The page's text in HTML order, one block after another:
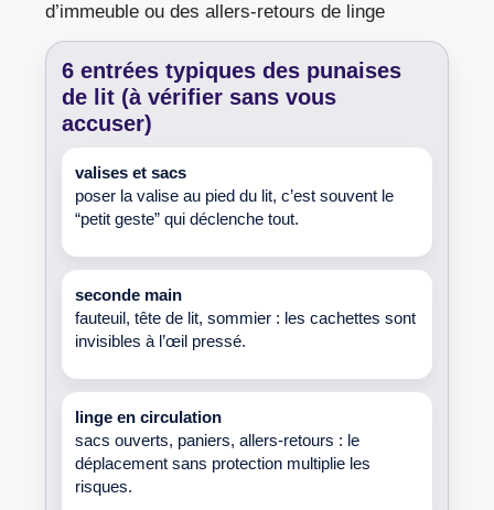
d’immeuble ou des allers-retours de linge
6 entrées typiques des punaises
de lit (à vérifier sans vous
accuser)
valises et sacs
poser la valise au pied du lit, c’est souvent le
“petit geste” qui déclenche tout.
seconde main
fauteuil, tête de lit, sommier : les cachettes sont
invisibles à l’œil pressé.
linge en circulation
sacs ouverts, paniers, allers-retours : le
déplacement sans protection multiplie les
risques.